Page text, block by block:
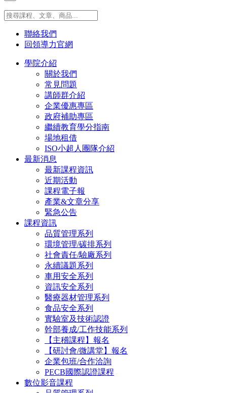
聯絡我們
回領導力官網
學院介紹
關於我們
常見問題
講師群介紹
企業優惠專區
政府補助專區
繼續教育學分指南
場地租借
ISO小超人團隊介紹
最新消息
最新課程資訊
近期活動
課程電子報
產業&文章分享
緊急公告
課程資訊
品質管理系列
環境管理/碳排系列
社會責任/驗廠系列
永續議題系列
車用安全系列
資訊安全系列
醫療器材管理系列
食品安全系列
實驗室及技術認證
幹部養成/工作技能系列
【主稽課程】報名
【研討會/微講堂】報名
企業包班/合作洽詢
PECB國際認證課程
數位影音課程